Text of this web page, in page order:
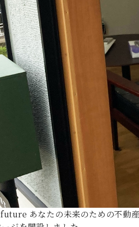
あなたの未来のための不動